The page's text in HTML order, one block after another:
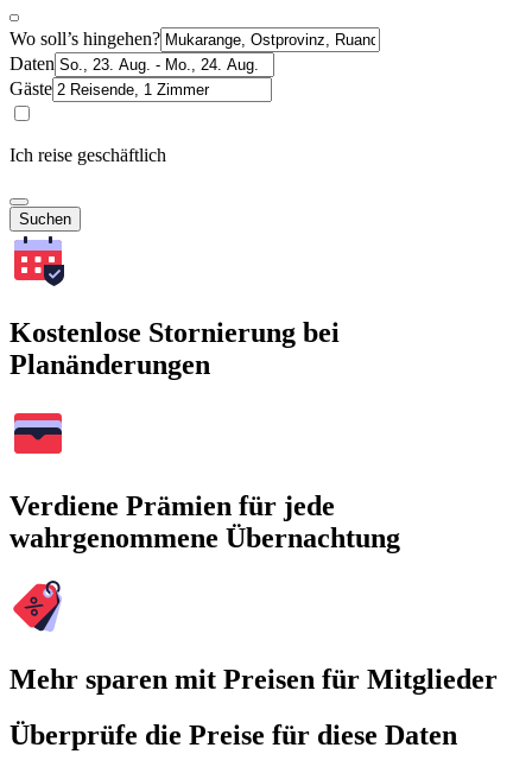
Wo soll’s hingehen?
Daten
Gäste
Ich reise geschäftlich
Suchen
Kostenlose Stornierung bei
Planänderungen
Verdiene Prämien für jede
wahrgenommene Übernachtung
Mehr sparen mit Preisen für Mitglieder
Überprüfe die Preise für diese Daten